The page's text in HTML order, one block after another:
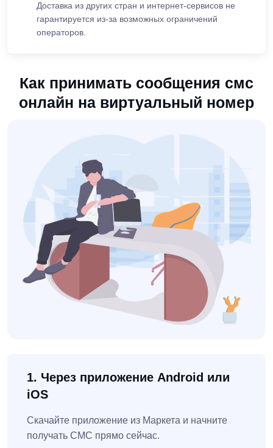
Доставка из других стран и интернет-сервисов не
гарантируется из-за возможных ограничений
операторов.
Как принимать сообщения смс
онлайн на виртуальный номер
1. Через приложение Android или
iOS
Скачайте приложение из Маркета и начните
получать СМС прямо сейчас.